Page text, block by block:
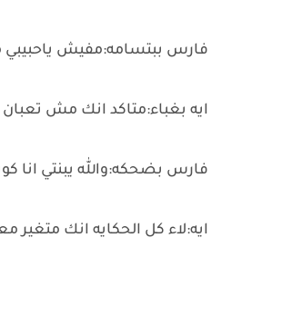
فارس ببتسامه:مفيش ياحبيبي
ايه بغباء:متاكد انك مش تعبان
فارس بضحكه:والله يبنتي انا
ايه:لاء كل الحكايه انك متغير